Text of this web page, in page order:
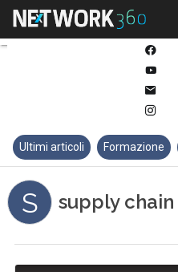
Ultimi articoli Formazione
S supply chain